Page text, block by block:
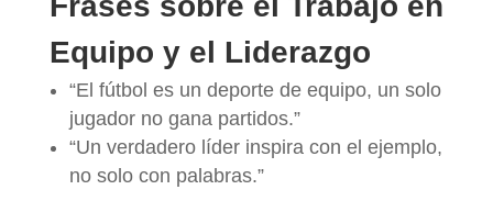
Equipo y el Liderazgo
“El fútbol es un deporte de equipo, un solo
jugador no gana partidos.”
“Un verdadero líder inspira con el ejemplo,
no solo con palabras.”